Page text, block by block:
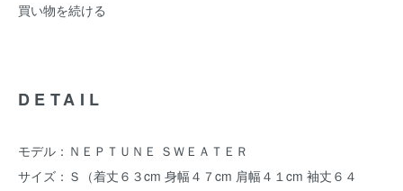
買い物を続ける
DETAIL
モデル：ＮＥＰＴＵＮＥ ＳＷＥＡＴＥＲ
サイズ：Ｓ（着丈６３cm 身幅４７cm 肩幅４１cm 袖丈６４